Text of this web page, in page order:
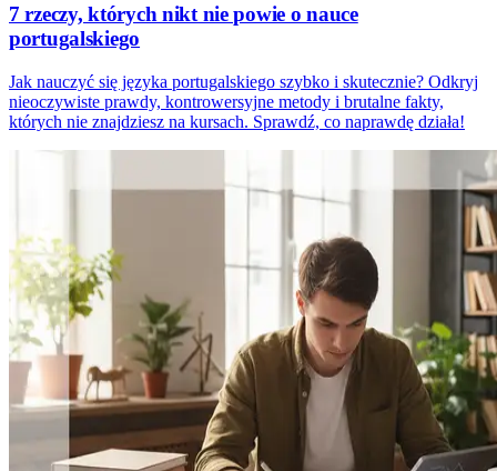
7 rzeczy, których nikt nie powie o nauce
portugalskiego
Jak nauczyć się języka portugalskiego szybko i skutecznie? Odkryj
nieoczywiste prawdy, kontrowersyjne metody i brutalne fakty,
których nie znajdziesz na kursach. Sprawdź, co naprawdę działa!